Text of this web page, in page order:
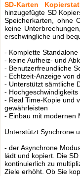
SD-Karten
hinzugefügte SD
Speicherkarten, ohne
keine
erschwingliche und
- Komplette
- keine Aufheiz- und
- Benutzerfreundliche
- Echtzeit-Anzeige von
- Unterstützt sämtliche
-
- Real Time-Kopie und
gewährleisten
- Einbau mit modernen
Unterstützt Synchrone
- der Asynchrone
lädt und kopiert. Die
kontinuierlich zu
Ziele erhöht. Ob Sie